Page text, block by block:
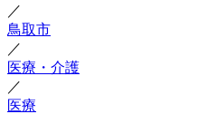
／
鳥取市
／
医療・介護
／
医療